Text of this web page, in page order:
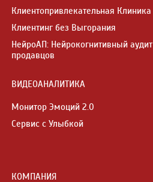
Клиентопривлекательная Клиника
Клиентинг без Выгорания
НейроАП: Нейрокогнитивный аудит
продавцов
ВИДЕОАНАЛИТИКА
Монитор Эмоций 2.0
Сервис с Улыбкой
КОМПАНИЯ